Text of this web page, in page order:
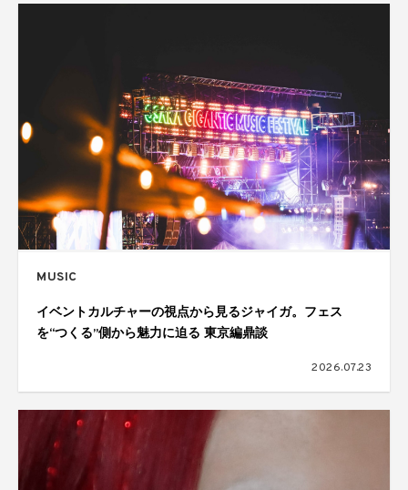
MUSIC
イベントカルチャーの視点から見るジャイガ。フェス
を“つくる”側から魅力に迫る 東京編鼎談
2026.07.23